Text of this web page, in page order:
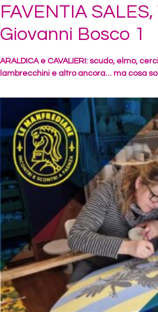
FAVENTIA SALES,
Giovanni Bosco 1
ARALDICA e CAVALIERI: scudo, elmo,
lambrecchini e altro ancora… ma cosa